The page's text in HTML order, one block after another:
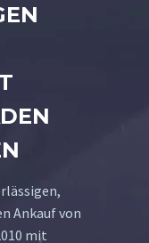
Ankauf von
mit